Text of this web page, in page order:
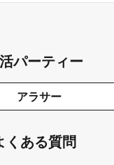
パーティー
アラサー
くある質問